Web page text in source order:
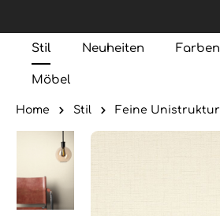
Stil Neuheiten Farben
Möbel
Home Stil Feine Unistruktur